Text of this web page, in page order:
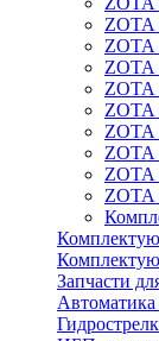
ZOTA
ZOTA
ZOTA
ZOTA
ZOTA
ZOTA
ZOTA
ZOTA
ZOTA
Запчасти